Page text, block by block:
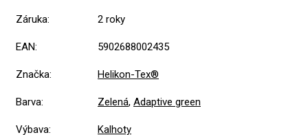
Záruka: 2 roky
EAN: 5902688002435
Značka: Helikon-Tex®
Barva: Zelená, Adaptive green
Výbava: Kalhoty